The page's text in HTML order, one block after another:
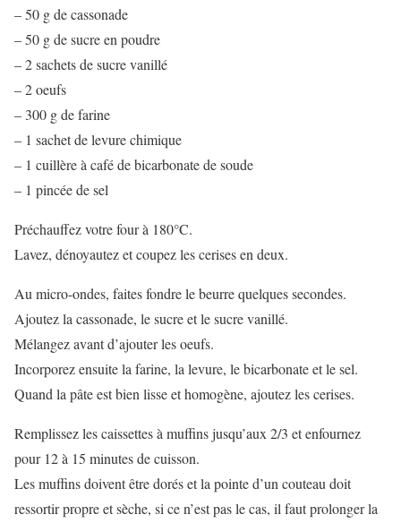
– 50 g de cassonade
– 50 g de sucre en poudre
– 2 sachets de sucre vanillé
– 2 oeufs
– 300 g de farine
– 1 sachet de levure chimique
– 1 cuillère à café de bicarbonate de soude
– 1 pincée de sel
Préchauffez votre four à 180°C.
Lavez, dénoyautez et coupez les cerises en deux.
Au micro-ondes, faites fondre le beurre quelques secondes.
Ajoutez la cassonade, le sucre et le sucre vanillé.
Mélangez avant d’ajouter les oeufs.
Incorporez ensuite la farine, la levure, le bicarbonate et le sel.
Quand la pâte est bien lisse et homogène, ajoutez les cerises.
Remplissez les caissettes à muffins jusqu’aux 2/3 et enfournez
pour 12 à 15 minutes de cuisson.
Les muffins doivent être dorés et la pointe d’un couteau doit
ressortir propre et sèche, si ce n’est pas le cas, il faut prolonger la